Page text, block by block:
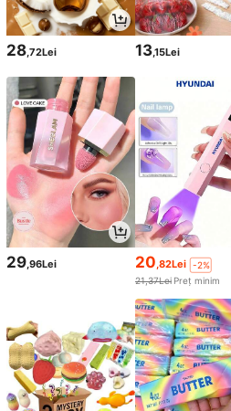
28,72Lei 13,15Lei
29,96Lei 20,82Lei
-2%
21,37Lei Preț minim